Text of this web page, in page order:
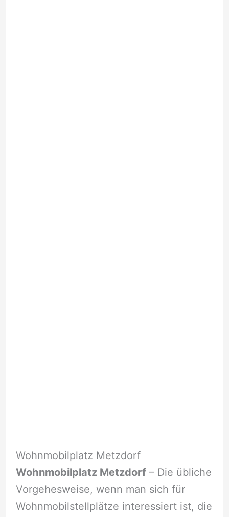
Wohnmobilplatz Metzdorf
Wohnmobilplatz Metzdorf– Die übliche
Vorgehesweise, wenn man sich für
Wohnmobilstellplätze interessiert ist, die